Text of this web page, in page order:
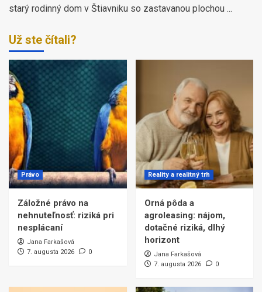
starý rodinný dom v Štiavniku so zastavanou plochou ...
Už ste čítali?
Právo
Záložné právo na
nehnuteľnosť: riziká pri
nesplácaní
Jana Farkašová
7. augusta 2026
0
Reality a realitný trh
Orná pôda a
agroleasing: nájom,
dotačné riziká, dlhý
horizont
Jana Farkašová
7. augusta 2026
0